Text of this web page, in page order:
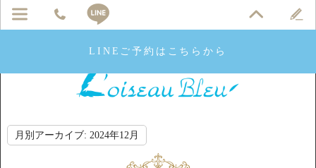
LINEご予約はこちらから
月別アーカイブ: 2024年12月